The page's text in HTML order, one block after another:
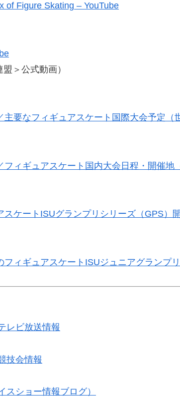
of Figure Skating – YouTube
＞公式動画）
主要なフィギュアスケート国際大会予定（
フィギュアスケート国内大会日程・開催地
スケートISUグランプリシリーズ（GPS）
フィギュアスケートISUジュニアグランプ
レビ放送情報
技会情報
スショー情報ブログ）